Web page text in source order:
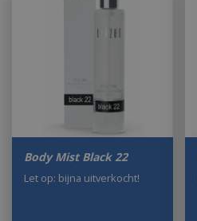
Body Mist Black 22
Let op: bijna uitverkocht!